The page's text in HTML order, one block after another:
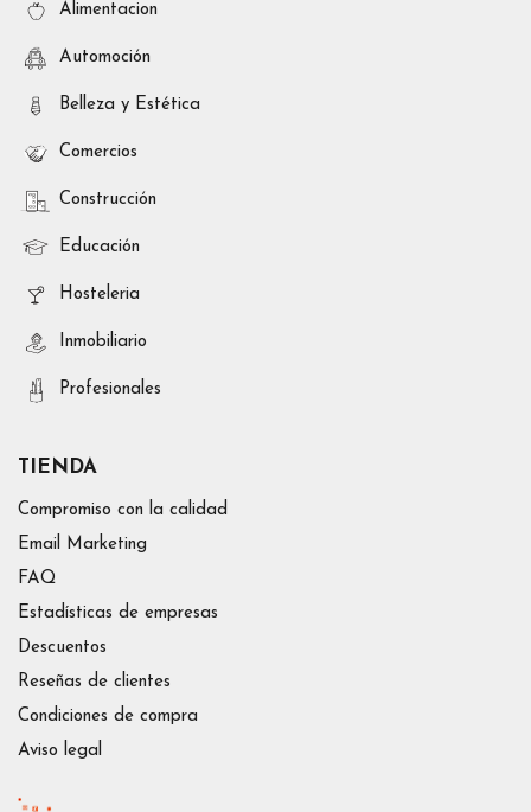
Alimentacion
Automoción
Belleza y Estética
Comercios
Construcción
Educación
Hosteleria
Inmobiliario
Profesionales
TIENDA
Compromiso con la calidad
Email Marketing
FAQ
Estadísticas de empresas
Descuentos
Reseñas de clientes
Condiciones de compra
Aviso legal